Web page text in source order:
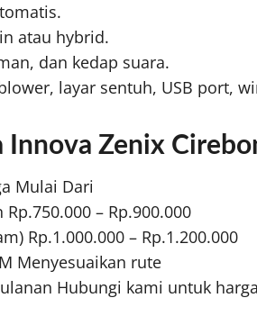
atau hybrid.
dan kedap suara.
layar sentuh, USB port,
Innova Zenix
Mulai Dari
– Rp.900.000
Rp.1.000.000 – Rp.1.200.000
Menyesuaikan rute
Hubungi kami untuk